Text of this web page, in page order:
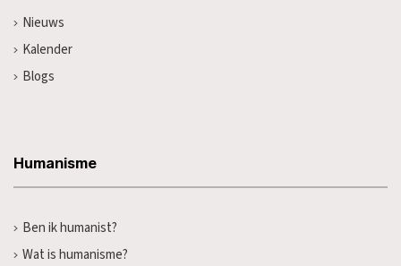
Nieuws
Kalender
Blogs
Humanisme
Ben ik humanist?
Wat is humanisme?